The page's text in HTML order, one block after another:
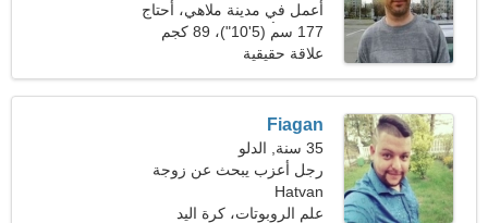
أعمل في مدينة ملاهي، أحتاج
إلى امرأة طيبة
177 سم (5'10")، 89 كجم
(196 رطل)
علاقة حقيقية
Fiagan
35 سنة, الدلو
رجل أعزب يبحث عن زوجة
27-33
Hatvan
علم الروبوتات، كرة اليد